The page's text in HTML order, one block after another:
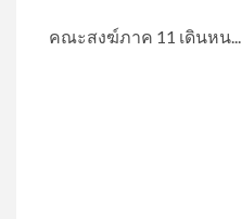
คณะสงฆ์ภาค 11 เดินหน...